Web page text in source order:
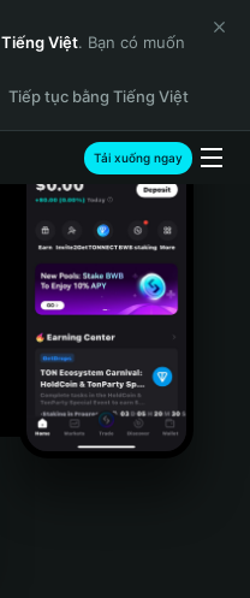
Tiếng Việt. Bạn có muốn
Tiếp tục bằng Tiếng Việt
Tải xuống ngay